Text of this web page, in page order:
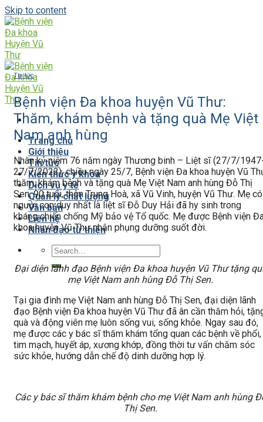
Skip to content
Trang chủ
Giới thiệu
Tin tức
Kiến thức y khoa
Dịch vụ y tế
Quản lý chất lượng
Văn bản
Liên hệ
Nhân đạo từ thiện
Tin tức
Bệnh viện Đa khoa huyện Vũ Thư:
Thăm, khám bệnh và tặng quà Mẹ Việt
Nam anh hùng
Nhân kỷ niệm 76 năm ngày Thương binh – Liệt sĩ (27/7/
27/7/2023), chiều ngày 25/7, Bệnh viện Đa khoa huyện Vũ
thăm, khám bệnh và tặng quà Mẹ Việt Nam anh hùng Đỗ Thị
Sen, 90 tuổi, thôn Trung Hoà, xã Vũ Vinh, huyện Vũ Thư. Mẹ có
người con duy nhất là liệt sĩ Đỗ Duy Hải đã hy sinh trong
kháng chiến chống Mỹ bảo vệ Tổ quốc. Mẹ được Bệnh viện
khoa huyện Vũ Thư nhận phụng dưỡng suốt đời.
Đại diện lãnh đạo Bệnh viện Đa khoa huyện Vũ Thư tặng
mẹ Việt Nam anh hùng Đỗ Thị Sen.
Tại gia đình mẹ Việt Nam anh hùng Đỗ Thị Sen, đại diện lãnh
đạo Bệnh viện Đa khoa huyện Vũ Thư đã ân cần thăm hỏi,
quà và động viên mẹ luôn sống vui, sống khỏe. Ngay sau đó,
mẹ được các y bác sĩ thăm khám tổng quan các bệnh về phổi,
tim mạch, huyết áp, xương khớp, đồng thời tư vấn chăm sóc
sức khỏe, hướng dẫn chế độ dinh dưỡng hợp lý.
Các y bác sĩ thăm khám bệnh cho mẹ Việt Nam anh hùng
Thị Sen.